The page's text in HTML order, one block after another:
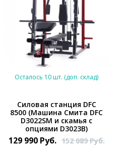
*}
Осталось 10 шт. (доп. склад)
Силовая станция DFC
8500 (Машина Смита DFC
D3022SM и скамья с
опциями D3023B)
129 990 Руб. 152 089Руб.